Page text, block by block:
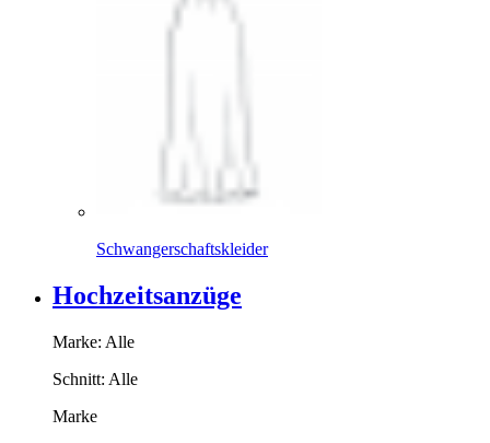
Schwangerschaftskleider
Hochzeitsanzüge
Marke: Alle
Schnitt: Alle
Marke